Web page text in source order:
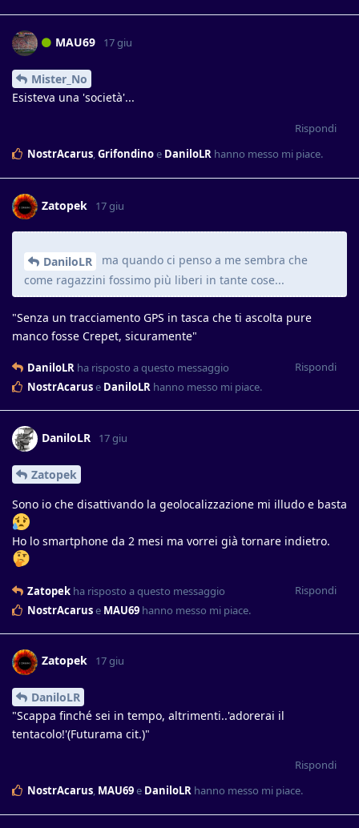
MAU69 17 giu
Mister_No
Esisteva una 'società'...
Rispondi
NostrAcarus,Grifondinoe DaniloLR hanno messo mi piace.
Zatopek 17 giu
DaniloLR
ma quando ci penso a me sembra che
come ragazzini fossimo più liberi in tante cose...
"Senza un tracciamento GPS in tasca che ti ascolta pure
manco fosse Crepet, sicuramente"
Rispondi
DaniloLR ha risposto a questo messaggio
NostrAcaruse DaniloLR hanno messo mi piace.
DaniloLR 17 giu
Zatopek
Sono io che disattivando la geolocalizzazione mi illudo e basta
Ho lo smartphone da 2 mesi ma vorrei già tornare indietro.
Rispondi
Zatopek ha risposto a questo messaggio
NostrAcaruse MAU69 hanno messo mi piace.
Zatopek 17 giu
DaniloLR
"Scappa finché sei in tempo, altrimenti..'adorerai il
tentacolo!'(Futurama cit.)"
Rispondi
NostrAcarus, MAU69e DaniloLR hanno messo mi piace.